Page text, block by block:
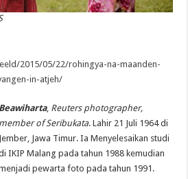
2015/05/22/rohingya-na-maanden-
in-atjeh/
Beawiharta, Reuters photographer,
member of Seribukata. Lahir 21 Juli 1964 di
Jember, Jawa Timur. Ia Menyelesaikan studi
IKIP Malang pada tahun 1988 kemudian
pewarta foto pada tahun 1991.